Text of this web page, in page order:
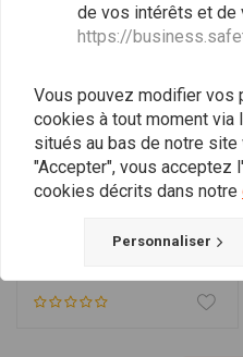
pince "Cafe racer"
de vos intérêts et de
https://
Vous pouvez modifier vos
cookies à tout moment
situés au bas de notre site
"Accepter", vous acceptez
cookies décrits dans notre
Personnaliser